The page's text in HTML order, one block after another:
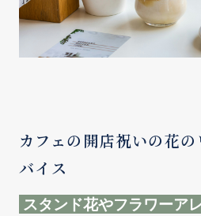
カフェの開店祝いの花
バイス
スタンド花やフラワーア